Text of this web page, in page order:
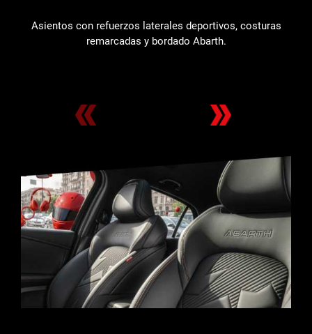
Asientos con refuerzos laterales deportivos, costuras
remarcadas y bordado Abarth.